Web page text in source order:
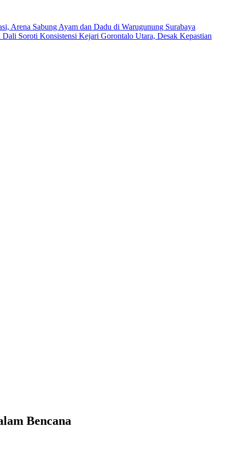
Arena Sabung Ayam dan Dadu di Warugunung Surabaya
Dali Soroti Konsistensi Kejari Gorontalo Utara, Desak Kepastian
Bencana